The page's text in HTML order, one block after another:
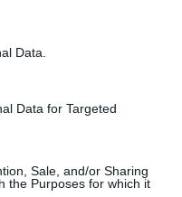
Data.
Data for Targeted
Sale, and/or Sharing
the Purposes for which it
μένουν - Τι άφησε
την υπεράσπισή του